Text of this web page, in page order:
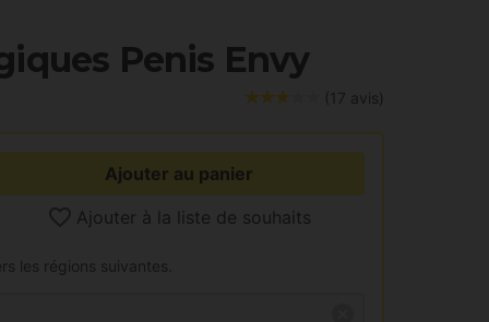
Penis Envy
(17 avis)
Ajouter au panier
Ajouter à la liste de souhaits
les régions suivantes.